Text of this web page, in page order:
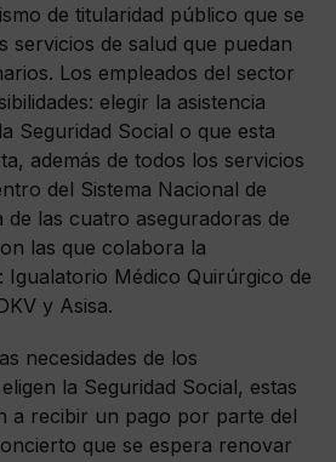
de titularidad público que se
servicios de salud que puedan
Los empleados del sector
elegir la asistencia
Seguridad Social o que esta
además de todos los servicios
del Sistema Nacional de
de las cuatro aseguradoras de
las que colabora la
Igualatorio Médico Quirúrgico de
y Asisa.
necesidades de los
la Seguridad Social, estas
a recibir un pago por parte del
que se espera renovar